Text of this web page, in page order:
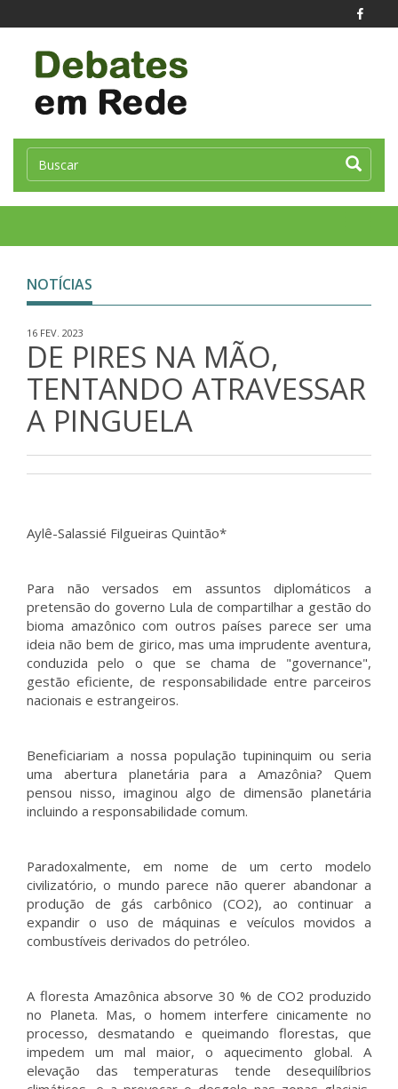
NOTÍCIAS
16 FEV. 2023
DE PIRES NA MÃO,
TENTANDO ATRAVESSAR
A PINGUELA
Aylê-Salassié Filgueiras Quintão*
Para não versados em assuntos diplomáticos a
pretensão do governo Lula de compartilhar a gestão do
bioma amazônico com outros países parece ser uma
ideia não bem de girico, mas uma imprudente aventura,
conduzida pelo o que se chama de "governance",
gestão eficiente, de responsabilidade entre parceiros
nacionais e estrangeiros.
Beneficiariam a nossa população tupininquim ou seria
uma abertura planetária para a Amazônia? Quem
pensou nisso, imaginou algo de dimensão planetária
incluindo a responsabilidade comum.
Paradoxalmente, em nome de um certo modelo
civilizatório, o mundo parece não querer abandonar a
produção de gás carbônico (CO2), ao continuar a
expandir o uso de máquinas e veículos movidos a
combustíveis derivados do petróleo.
A floresta Amazônica absorve 30 % de CO2 produzido
no Planeta. Mas, o homem interfere cinicamente no
processo, desmatando e queimando florestas, que
impedem um mal maior, o aquecimento global. A
elevação das temperaturas tende desequilíbrios